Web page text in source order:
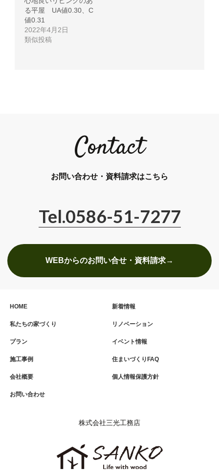
る平屋 UA値0.30、C
値0.31
2022年4月2日
類似投稿
Contact
お問い合わせ・資料請求はこちら
Tel.0586-51-7277
WEBからのお問い合せ・資料請求→
HOME 新着情報
私たちの家づくり リノベーション
プラン イベント情報
施工事例 住まいづくりFAQ
会社概要 個人情報保護方針
お問い合わせ
株式会社三光工務店